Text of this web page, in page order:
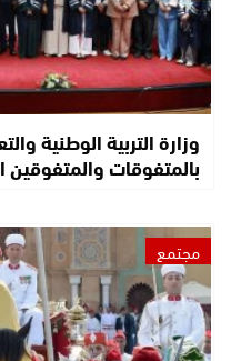
وزارة التربية الوطنية
بالمتفوقات
مجتمع